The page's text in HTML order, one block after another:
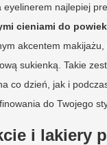
eyelinerem najlepiej
cieniami do powiek
akcentem
sukienką. Takie
co dzień, jak i
do Twojego
i lakiery